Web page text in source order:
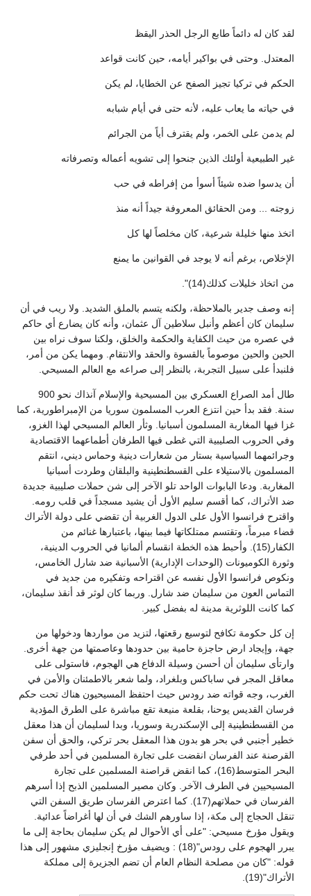
لقد كان له دائماً طابع الرجل الحذر اليقظ
المعتدل. وحتى في بواكير أيامه، حين كانت قواعد
الحكم في تركيا تجيز الصفح عن الخطايا، لم يكن
في حياته ما يعاب عليه، لأنه حتى في أيام شبابه
لم يدمن على الخمر، ولم يقترف أياً من الجرائم
غير الطبيعية أولئك الذين جنحوا إلى تشويه أعماله وتصرفاته
أن يدسوا ضده شيئاً أسوأ من إفراطه في حب
زوجته ... ومن الحقائق المعروفة جيداً أنه منذ
اتخذ منها خليلة شرعية، كان مخلصاً لها كل
الإخلاص، برغم أنه لا يوجد في القوانين ما يمنع
من اتخاذ خليلات كذلك(14)".
إنه وصف جدير بالملاحظة، ولكنه يتسم بالملق الشديد. ولا ريب في أن
سليمان كان أعظم وأنبل سلاطين آل عثمان، وأنه كان يضارع أي حاكم
في عصره من حيث الكفاية والحكمة والخلق، ولكنا سوف نراه بين
الحين والحين موصوماً بالقسوة والحقد والانتقام. ومهما يكن من أمر،
فلنبدأ على سبيل التجربة، بالنظر إلى صراعه مع العالم المسيحي.
طال أمد الصراع العسكري بين المسيحية والإسلام آنذاك نحو 900
سنة. فقد بدأ حين انتزع العرب المسلمون سوريا من الإمبراطورية، كما
غزا فيها المغاربة المسلمون أسبانيا. وثأر العالم المسيحي لهذا الغزو،
وفي الحروب الصليبية التي غطى فيها الطرفان أطماعهما الاقتصادية
وجرائمهما السياسية بستار من شعارات دينية وحماس ديني، انتقم
المسلمون بالاستيلاء على القسطنطينية والبلقان وطردت أسبانيا
المغاربة. ودعا البابوات الواحد تلو الآخر إلى شن حملات صليبية جديدة
ضد الأتراك، كما أقسم سليم الأول أن يشيد مسجداً في قلب رومه.
واقترح فرانسوا الأول على الدول الغربية أن تقضي على دولة الأتراك
قضاء مبرماً، وتقتسم ممتلكاتها فيما بينها، باعتبارها غنائم من
الكفار(15). وأحبط هذه الخطة انقسام ألمانيا في الحروب الدينية،
وثورة الكوميونات (الوحدات الإدارية) الأسبانية ضد شارل الخامس،
ونكوص فرانسوا الأول نفسه عن اقتراحه وتفكيره من جديد في
التماس العون من سليمان ضد شارل. وربما كان لوثر قد أنقذ سليمان،
كما كانت اللوثرية مدينة له بفضل كبير.
إن كل حكومة تكافح لتوسيع رقعتها، لتزيد من مواردها ودخولها من
جهة، وإيجاد ارض حاجزة حامية بين حدودها وعاصمتها من جهة أخرى.
وارتأى سليمان أن أحسن وسيلة الدفاع هي الهجوم، فاستولى على
معاقل المجر في ساباكس وبلغراد، ولما شعر بالاطمئنان والأمن في
الغرب، وجه قواته ضد رودس حيث احتفظ المسيحيون هناك تحت حكم
فرسان القديس يوحنا، بقلعة منيعة تقع مباشرة على الطرق المؤدية
من القسطنطينية إلى الإسكندرية وسوريا، وبدا لسليمان أن هذا معقل
خطير أجنبي في بحر هو بدون هذا المعقل بحر تركي، والحق أن سفن
القرصنة عند الفرسان انقضت على تجارة المسلمين في أحد طرفي
البحر المتوسط(16)، كما انقض قراصنة المسلمين على تجارة
المسيحيين في الطرف الآخر. وكان مصير المسلمين الذبح إذا أسرهم
الفرسان في حملاتهم(17). كما اعترض الفرسان طريق السفن التي
تنقل الحجاج إلى مكة، إذا ساورهم الشك في أن لها أغراضاً عدائية.
ويقول مؤرخ مسيحي: "على أي الأحوال لم يكن سليمان بحاجة إلى ما
يبرر الهجوم على رودس"(18) : ويضيف مؤرخ إنجليزي مشهور إلى هذا
قوله: "كان من مصلحة النظام العام أن تضم الجزيرة إلى مملكة
الأتراك"(19).